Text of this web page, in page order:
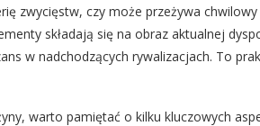
zwycięstw, czy może przeżywa chwilowy
składają się na obraz aktualnej
w nadchodzących rywalizacjach. To
warto pamiętać o kilku kluczowych